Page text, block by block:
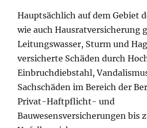
Hauptsächlich auf dem Gebiet
wie auch Hausratversicherung
Leitungswasser, Sturm und
versicherte Schäden durch
Einbruchdiebstahl,
Sachschäden im Bereich der
Privat-Haftpflicht- und
Bauwesensversicherungen bis